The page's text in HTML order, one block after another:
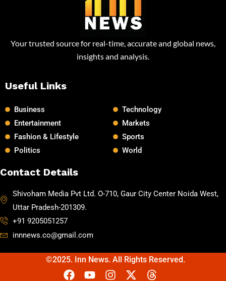
Your trusted source for real-time, accurate and global news,
insights and analysis.
Useful Links
Business
Entertainment
Fashion & Lifestyle
Politics
Technology
Markets
Sports
World
Contact Details
Shivoham Media Pvt Ltd. O-710, Gaur City Center Noida West,
Uttar Pradesh-201309.
+91 9205051257
innnews.co@gmail.com
©2025. Inn News. All Rights Reserved.